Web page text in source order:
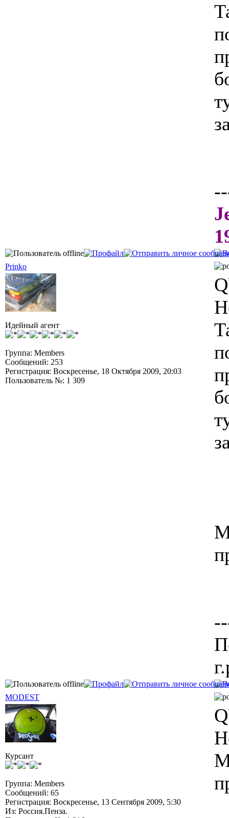
Prinko
Идейный агент
Группа: Members
Сообщений: 253
Регистрация: Воскресенье, 18 Октября 2009, 20:03
Пользователь №: 1 309
MODEST
Курсант
Группа: Members
Сообщений: 65
Регистрация: Воскресенье, 13 Сентября 2009, 5:30
Из: Россия.Пенза.